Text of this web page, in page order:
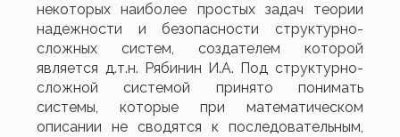
некоторых наиболее простых задач теории
надежности и безопасности структурно-
сложных систем, создателем которой
является д.т.н. Рябинин И.А. Под структурно-
сложной системой принято понимать
системы, которые при математическом
описании не сводятся к последовательным,